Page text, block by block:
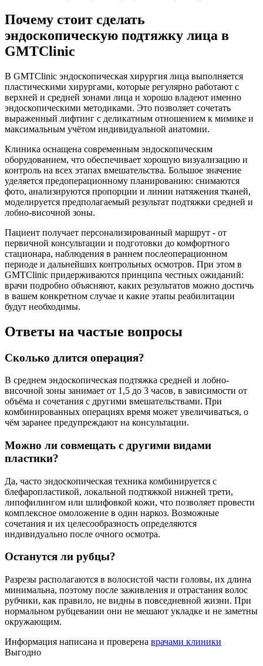
Почему стоит сделать
эндоскопическую подтяжку лица в
GMTClinic
В GMTClinic эндоскопическая хирургия лица выполняется
пластическими хирургами, которые регулярно работают с
верхней и средней зонами лица и хорошо владеют именно
эндоскопическими методиками. Это позволяет сочетать
выраженный лифтинг с деликатным отношением к мимике и
максимальным учётом индивидуальной анатомии.​
Клиника оснащена современным эндоскопическим
оборудованием, что обеспечивает хорошую визуализацию и
контроль на всех этапах вмешательства. Большое значение
уделяется предоперационному планированию: снимаются
фото, анализируются пропорции и линии натяжения тканей,
моделируется предполагаемый результат подтяжки средней и
лобно-височной зоны.​
Пациент получает персонализированный маршрут - от
первичной консультации и подготовки до комфортного
стационара, наблюдения в раннем послеоперационном
периоде и дальнейших контрольных осмотров. При этом в
GMTClinic придерживаются принципа честных ожиданий:
врачи подробно объясняют, каких результатов можно достичь
в вашем конкретном случае и какие этапы реабилитации
будут необходимы.​
Ответы на частые вопросы
Сколько длится операция?
В среднем эндоскопическая подтяжка средней и лобно-
височной зоны занимает от 1,5 до 3 часов, в зависимости от
объёма и сочетания с другими вмешательствами. При
комбинированных операциях время может увеличиваться, о
чём заранее предупреждают на консультации.​
Можно ли совмещать с другими видами
пластики?
Да, часто эндоскопическая техника комбинируется с
блефаропластикой, локальной подтяжкой нижней трети,
липофилингом или шлифовкой кожи, что позволяет провести
комплексное омоложение в один наркоз. Возможные
сочетания и их целесообразность определяются
индивидуально после очного осмотра.​
Останутся ли рубцы?
Разрезы располагаются в волосистой части головы, их длина
минимальна, поэтому после заживления и отрастания волос
рубчики, как правило, не видны в повседневной жизни. При
нормальном рубцевании они не мешают укладке и не заметны
окружающим.​
Информация написана и проверена врачами клиники
Выгодно